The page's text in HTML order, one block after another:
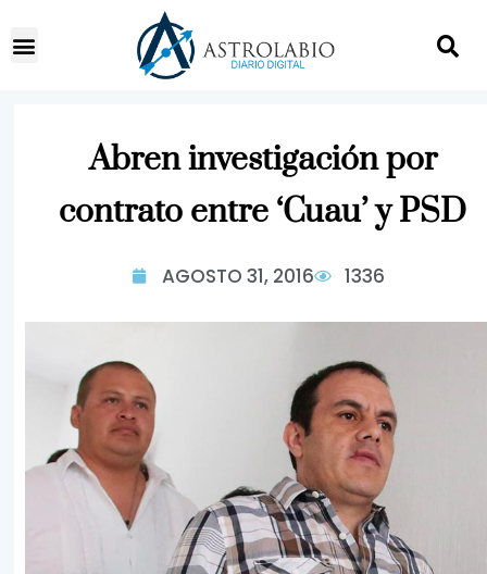
Abren investigación por
contrato entre ‘Cuau’ y PSD
AGOSTO 31, 2016 1336